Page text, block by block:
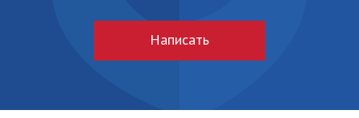
Написать